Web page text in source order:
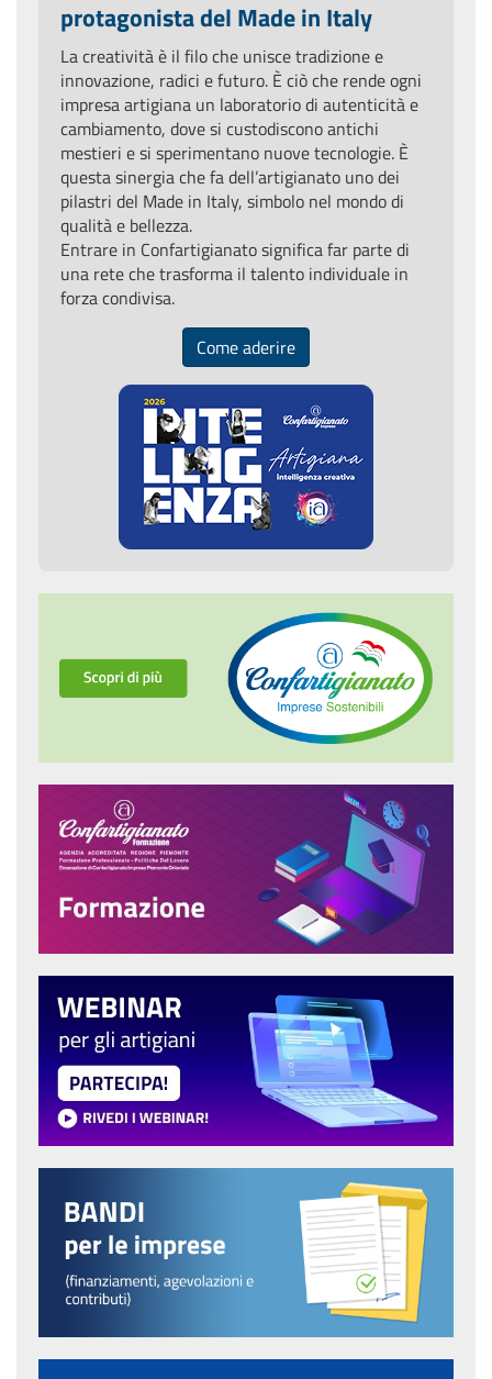
protagonista del Made in Italy
La creatività è il filo che unisce tradizione e
innovazione, radici e futuro. È ciò che rende ogni
impresa artigiana un laboratorio di autenticità e
cambiamento, dove si custodiscono antichi
mestieri e si sperimentano nuove tecnologie. È
questa sinergia che fa dell’artigianato uno dei
pilastri del Made in Italy, simbolo nel mondo di
qualità e bellezza.
Entrare in Confartigianato significa far parte di
una rete che trasforma il talento individuale in
forza condivisa.
Come aderire